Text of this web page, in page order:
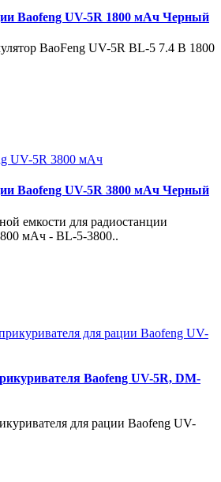
Baofeng UV-5R 1800 мАч Черный
BaoFeng UV-5R BL-5 7.4 В 1800
Baofeng UV-5R 3800 мАч Черный
емкости для радиостанции
мАч - BL-5-3800..
Baofeng UV-5R, DM-
для рации Baofeng UV-